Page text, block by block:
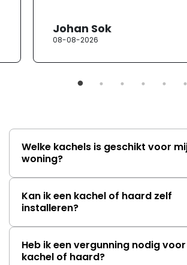
Johan Sok
08-08-2026
Welke kachels is geschikt voor
woning?
Kan ik een kachel of haard zelf
installeren?
Heb ik een vergunning nodig
kachel of haard?